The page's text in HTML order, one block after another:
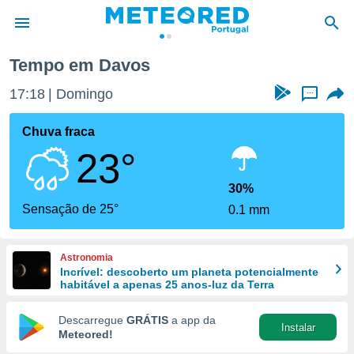
da
foi
fornecidas
a este
das
e
forma
digital
Tempo em Davos
17:18 Domingo ...
Chuva fraca
23°
Sensação de 25°
30%
0.1 mm
Astronomia
Incrível: descoberto um planeta potencialmente
habitável a apenas 25 anos-luz da Terra
Descarregue GRÁTIS a app da
Meteored!
Instalar